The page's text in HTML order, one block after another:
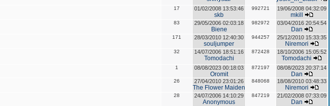
17 01/02/2008 13:53:46
skb
992721 19/06/2008 04:32:09
mkill
83 29/05/2006 02:03:18
Biene
982972 03/04/2016 20:54:54
Dan
171 28/03/2010 12:40:30
souljumper
944257 25/12/2010 15:33:35
Niremori
32 14/07/2006 18:51:16
Tomodachi
872428 18/10/2006 15:05:52
Tomodachi
1 08/08/2023 00:18:03
Oromit
872197 08/08/2023 20:37:14
Dan
26 27/04/2010 23:01:26
The Flower Maiden
848068 18/08/2010 03:48:33
Niremori
28 24/07/2006 14:10:29
Anonymous
847219 21/02/2008 07:33:09
Dan